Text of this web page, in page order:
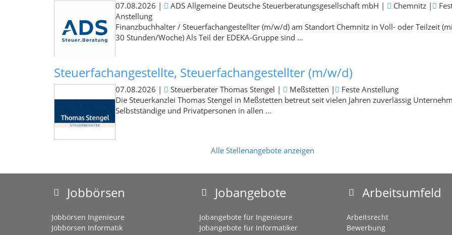
07.08.2026 | ADS Allgemeine Deutsche Steuerberatungsgesellschaft mbH | Chemnitz |
Anstellung
Finanzbuchhalter / Steuerfachangestellter (m/w/d) am Standort Chemnitz in Voll- oder Teilzeit
30 Stunden/Woche) Als Teil der EDEKA-Gruppe sind ...
Steuerfachangestellte, Steuerfachangestellter (m/w/d)
07.08.2026 | Steuerberater Thomas Stengel | Meßstetten |
Feste Anstellung
Die Steuerkanzlei Thomas Stengel in Meßstetten betreut seit vielen Jahren zuverlässig
Selbstständige und Privatpersonen in allen ...
Alle Stellenangebote anzeigen
Jobbörsen
Jobbörsen Ingenieure
Jobbörsen Informatik
Jobangebote
Jobangebote für Ingenieure
Jobangebote für Informatiker
Arbeitsumfeld
Arbeitsrecht
Bewerbung